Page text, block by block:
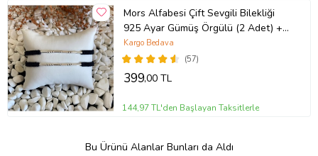
Mors Alfabesi Çift Sevgili Bilekliği
925 Ayar Gümüş Örgülü (2 Adet) +
1 Adet Hediye Bileklik
(57)
Kargo Bedava
399,00 TL
144,97 TL'den Başlayan Taksitlerle
Bu Ürünü Alanlar Bunları da Aldı